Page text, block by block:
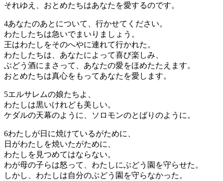
それゆえ、おとめたちはあなたを愛するのです。
4あなたのあとについて、行かせてください。
わたしたちは急いでまいりましょう。
王はわたしをそのへやに連れて行かれた。
わたしたちは、あなたによって喜び楽しみ、
ぶどう酒にまさって、あなたの愛をほめたたえます。
おとめたちは真心をもってあなたを愛します。
5エルサレムの娘たちよ、
わたしは黒いけれども美しい。
ケダルの天幕のように、ソロモンのとばりのように。
6わたしが日に焼けているがために、
日がわたしを焼いたがために、
わたしを見つめてはならない。
わが母の子らは怒って、わたしにぶどう園を守らせた。
しかし、わたしは自分のぶどう園を守らなかった。